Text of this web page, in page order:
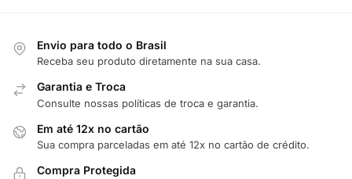
Envio para todo o Brasil
Receba seu produto diretamente na sua casa.
Garantia e Troca
Consulte nossas políticas de troca e garantia.
Em até 12x no cartão
Sua compra parceladas em até 12x no cartão de crédito.
Compra Protegida